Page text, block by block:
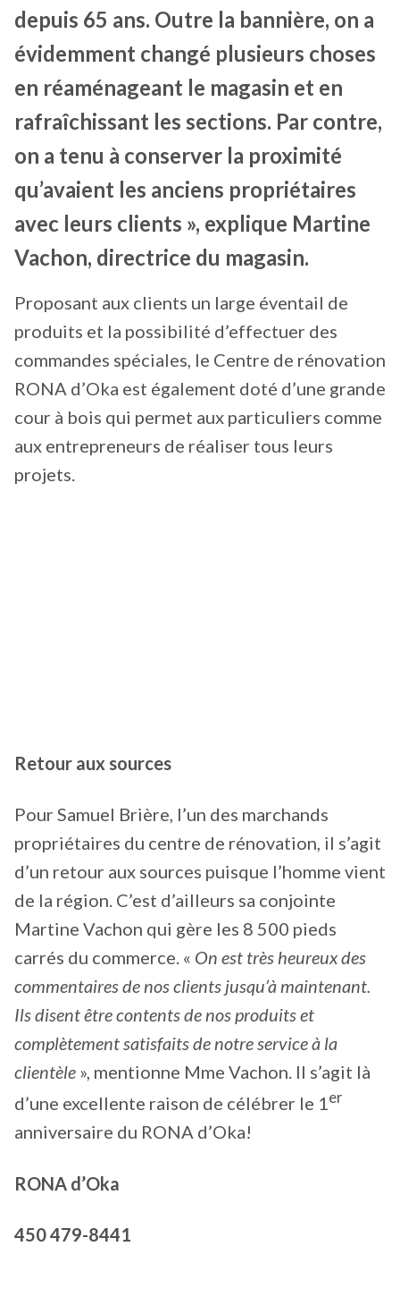
depuis 65 ans. Outre la bannière, on a
évidemment changé plusieurs choses
en réaménageant le magasin et en
rafraîchissant les sections. Par contre,
on a tenu à conserver la proximité
qu’avaient les anciens propriétaires
avec leurs clients », explique Martine
Vachon, directrice du magasin.
Proposant aux clients un large éventail de
produits et la possibilité d’effectuer des
commandes spéciales, le Centre de rénovation
RONA d’Oka est également doté d’une grande
cour à bois qui permet aux particuliers comme
aux entrepreneurs de réaliser tous leurs
projets.
Retour aux sources
Pour Samuel Brière, l’un des marchands
propriétaires du centre de rénovation, il s’agit
d’un retour aux sources puisque l’homme vient
de la région. C’est d’ailleurs sa conjointe
Martine Vachon qui gère les 8 500 pieds
carrés du commerce. « On est très heureux des
commentaires de nos clients jusqu’à maintenant.
Ils disent être contents de nos produits et
complètement satisfaits de notre service à la
clientèle », mentionne Mme Vachon. Il s’agit là
d’une excellente raison de célébrer le 1er
anniversaire du RONA d’Oka!
RONA d’Oka
450 479-8441